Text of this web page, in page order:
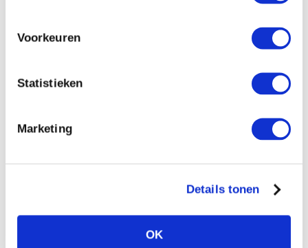
Voorkeuren
Statistieken
Marketing
Details tonen
OK